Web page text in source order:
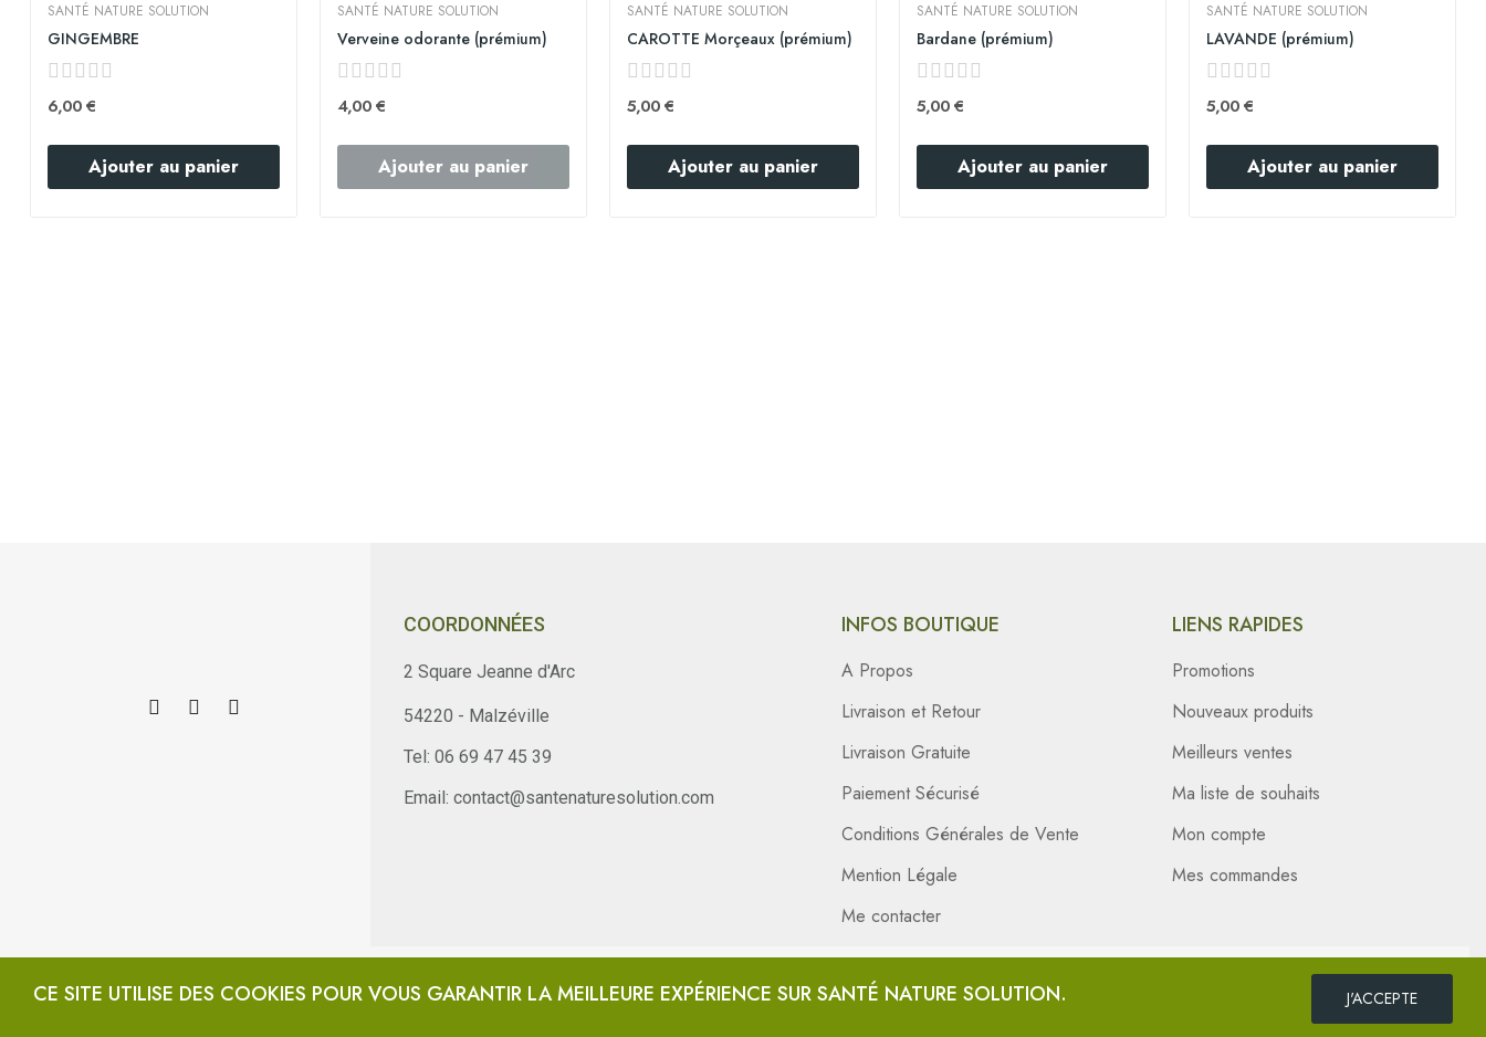
SANTÉ NATURE SOLUTION
GINGEMBRE
6,00 €
Ajouter au panier
SANTÉ NATURE SOLUTION
Verveine odorante (prémium)
4,00 €
Ajouter au panier
SANTÉ NATURE SOLUTION
CAROTTE Morçeaux (prémium)
5,00 €
Ajouter au panier
SANTÉ NATURE SOLUTION
Bardane (prémium)
5,00 €
Ajouter au panier
SANTÉ NATURE SOLUTION
LAVANDE (prémium)
5,00 €
Ajouter au panier
COORDONNÉES
2 Square Jeanne d'Arc
54220 - Malzéville
Tel: 06 69 47 45 39
Email: contact@santenaturesolution.com
INFOS BOUTIQUE
A Propos
Livraison et Retour
Livraison Gratuite
Paiement Sécurisé
Conditions Générales de Vente
Mention Légale
Me contacter
LIENS RAPIDES
Promotions
Nouveaux produits
Meilleurs ventes
Ma liste de souhaits
Mon compte
Mes commandes
CE SITE UTILISE DES COOKIES POUR VOUS GARANTIR LA MEILLEURE EXPÉRIENCE SUR SANTÉ NATURE SOLUTION. J'ACCEPTE